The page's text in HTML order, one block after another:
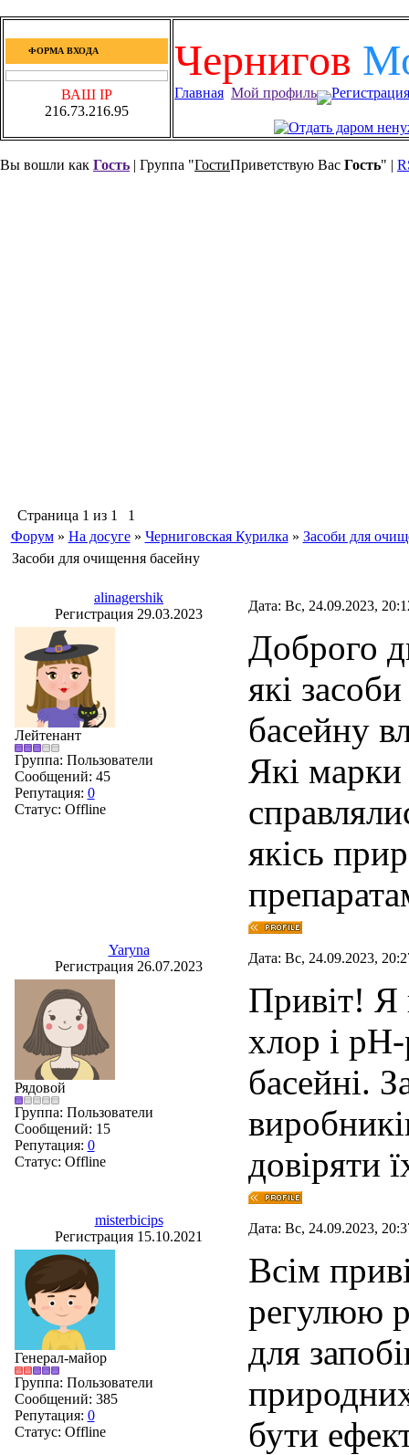
ФОРМА ВХОДА
ВАШ IP
216.73.216.95
Чернигов
Главная Мой профиль Регистрация
Вы вошли как Гость | Группа "ГостиПриветствую Вас Гость" |
Страница 1 из 1
1
Форум » На досуге » Черниговская Курилка » Засоби для
Засоби для очищення басейну
alinagershik
Регистрация 29.03.2023
Дата: Вс, 24.09.2023,
Лейтенант
Группа: Пользователи
Сообщений: 45
Репутация: 0
Статус: Offline
Доброго
які
басейну
Які марки
якісь
Yaryna
Регистрация 26.07.2023
Дата: Вс, 24.09.2023,
Рядовой
Группа: Пользователи
Сообщений: 15
Репутация: 0
Статус: Offline
Привіт! Я
хлор і
басейні.
довіряти
misterbicips
Регистрация 15.10.2021
Дата: Вс, 24.09.2023,
Генерал-майор
Группа: Пользователи
Сообщений: 385
Репутация: 0
Статус: Offline
Всім
регулюю
для
бути